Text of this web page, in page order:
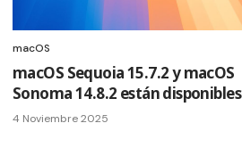
macOS
macOS Sequoia 15.7.2 y macOS
Sonoma 14.8.2 están disponibles
4 Noviembre 2025